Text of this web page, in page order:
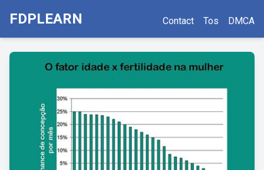
FDPLEARN Contact Tos DMCA